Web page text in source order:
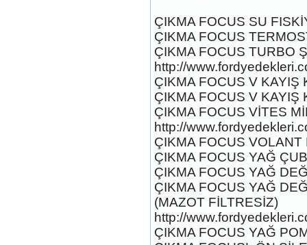
ÇIKMA FOCUS SU
ÇIKMA FOCUS
ÇIKMA FOCUS TURBO
http://
ÇIKMA FOCUS V KAYIŞ
ÇIKMA FOCUS V KAYIŞ
ÇIKMA FOCUS VİTES
http://
ÇIKMA FOCUS
ÇIKMA FOCUS YAĞ
ÇIKMA FOCUS YAĞ
ÇIKMA FOCUS YAĞ
(MAZOT FİLTRESİZ)
http://
ÇIKMA FOCUS YAĞ